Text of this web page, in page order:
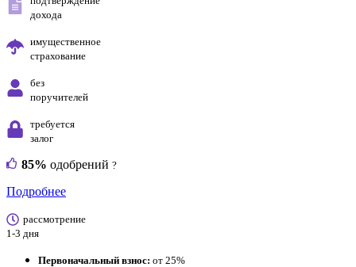
дохода
имущественное
страхование
без
поручителей
требуется
залог
85% одобрений ?
Подробнее
рассмотрение
1-3 дня
Первоначальный взнос: от 25%